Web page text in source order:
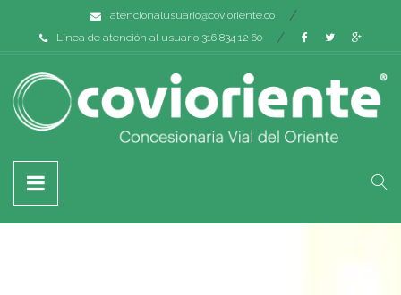
atencionalusuario@covioriente.co
Línea de atención al usuario 316 834 12 60